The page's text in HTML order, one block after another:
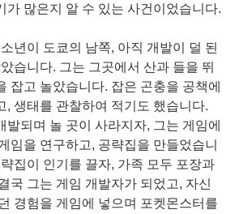
가 많은지 알 수 있는 사건이었습니다.
년이 도쿄의 남쪽, 아직 개발이 덜 된
습니다. 그는 그곳에서 산과 들을 뛰
잡고 놀았습니다. 잡은 곤충을 공책에
, 생태를 관찰하여 적기도 했습니다.
발되며 놀 곳이 사라지자, 그는 게임에
임을 연구하고, 공략집을 만들었습니
집이 인기를 끌자, 가족 모두 포장과
국 그는 게임 개발자가 되었고, 자신
경험을 게임에 넣으며 포켓몬스터를